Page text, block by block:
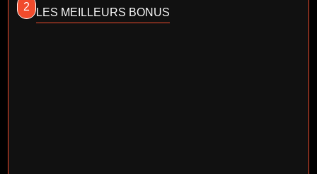
2 LES MEILLEURS BONUS